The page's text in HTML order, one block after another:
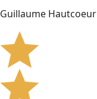
Guillaume Hautcoeur